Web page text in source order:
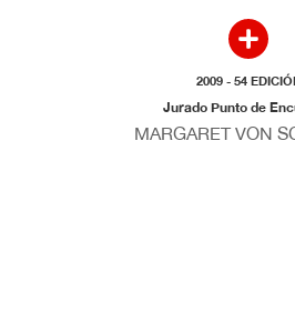
2009 - 54
Jurado Punto de
MARGARET VON